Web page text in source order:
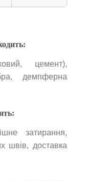
цемент),
демпферна
затирання,
швів, доставка